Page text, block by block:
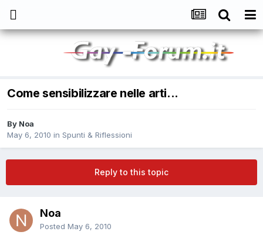
Come sensibilizzare nelle arti...
By Noa
May 6, 2010 in Spunti & Riflessioni
Reply to this topic
Noa
Posted May 6, 2010